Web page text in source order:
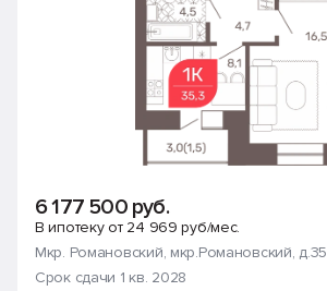
6 177 500 руб.
В ипотеку от 24 969 руб/мес.
Мкр. Романовский, мкр.Романовский, д.35
Срок сдачи 1 кв. 2028